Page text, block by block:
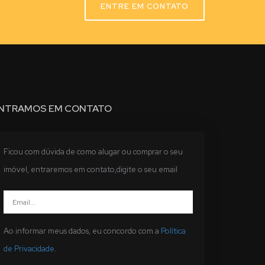
ENTRE EM CONTATO
EM CONTATO
Ficou com dúvida de como alugar ou comprar o seu
imóvel, entraremos em contato,digite o seu email
Ao informar meus dados, eu concordo com a Política
de Privacidade.